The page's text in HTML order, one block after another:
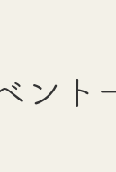
ント